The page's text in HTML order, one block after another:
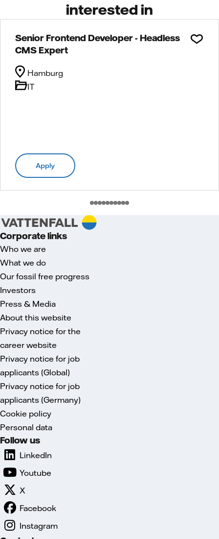
interested in
Senior Frontend Developer - Headless
CMS Expert
IT
Hamburg
Apply
Corporate links
Who we are
What we do
Our fossil free progress
Investors
Press & Media
About this website
Privacy notice for the
career website
Privacy notice for job
applicants (Global)
Privacy notice for job
applicants (Germany)
Cookie policy
Personal data
Follow us
LinkedIn
Youtube
X
Facebook
Instagram